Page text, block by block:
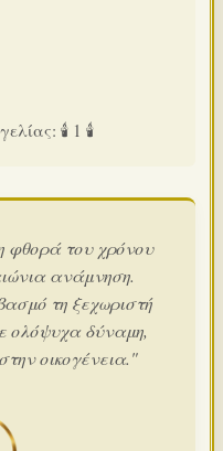
🕯️ 1 🕯️
φθορά του χρόνου
ανάμνηση.
τη ξεχωριστή
ολόψυχα δύναμη,
οικογένεια."